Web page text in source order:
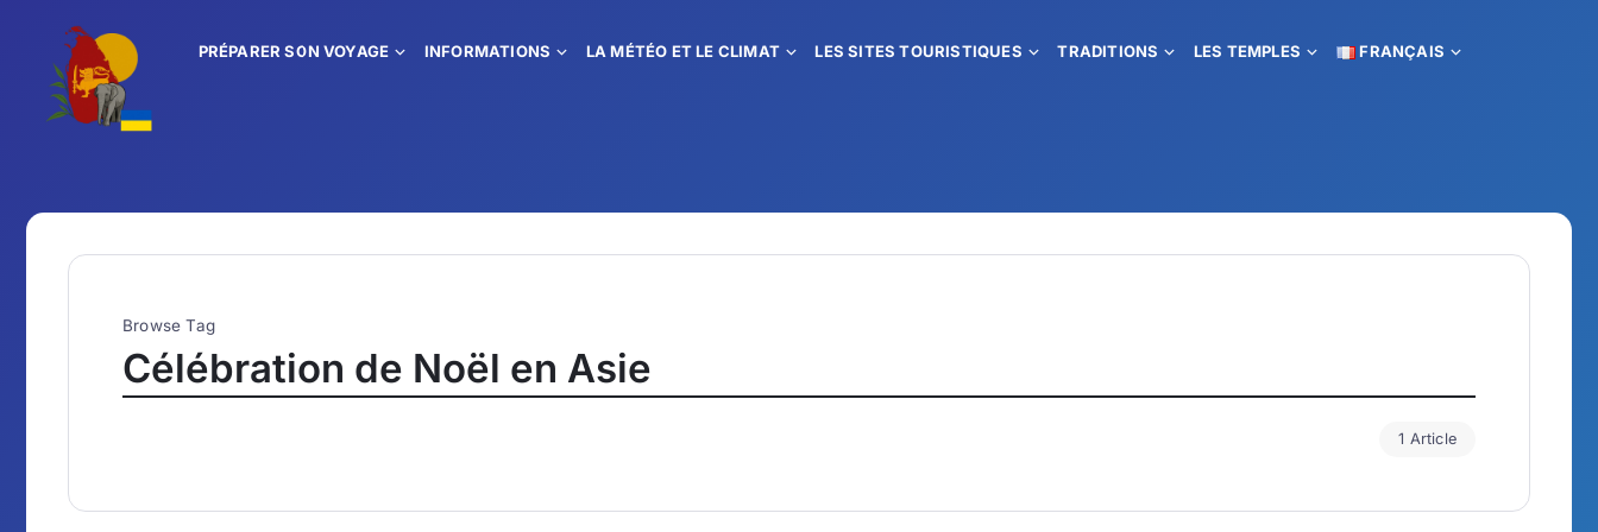
PRÉPARER SON VOYAGE INFORMATIONS LA MÉTÉO ET LE CLIMAT LES SITES TOURISTIQUES TRADITIONS LES TEMPLES FRANÇAIS
Browse Tag
Célébration de Noël en Asie
1 Article